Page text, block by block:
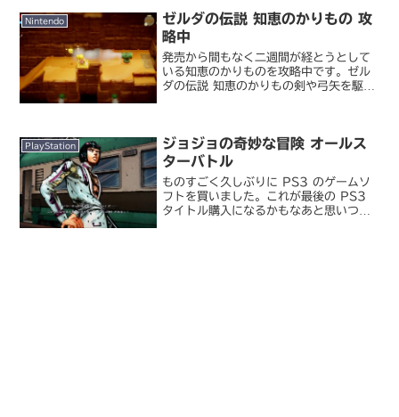
Nintendo
ゼルダの伝説 知恵のかりもの 攻
略中
発売から間もなく二週間が経とうとして
いる知恵のかりものを攻略中です。ゼル
ダの伝説 知恵のかりもの剣や弓矢を駆使
慣れてきたら「主人公は...
PlayStation
ジョジョの奇妙な冒険 オールス
ターバトル
ものすごく久しぶりに PS3 のゲームソ
フトを買いました。これが最後の PS3
タイトル購入になるかもなあと思いつ